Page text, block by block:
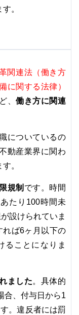
。
関連法（働き方
に関する法律）
、働き方に関連
についているの
動産業界に関わ
。
規制 です。時間
たり100時間未
設けられていま
れば6ヶ月以下の
ることになりま
ました。具体的
合、付与日から1
。違反者には罰